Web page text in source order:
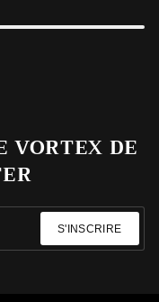
VORTEX DE
S'INSCRIRE